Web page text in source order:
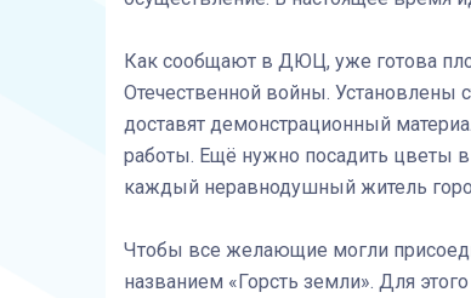
Как сообщают в ДЮЦ, уже готова
Отечественной войны. Установлены
доставят демонстрационный
работы. Ещё нужно посадить цветы
каждый неравнодушный житель
Чтобы все желающие могли
названием «Горсть земли». Для